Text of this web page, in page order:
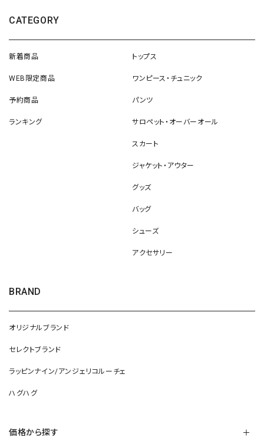
CATEGORY
新着商品
WEB限定商品
予約商品
ランキング
トップス
ワンピース・チュニック
パンツ
サロペット・オーバーオール
スカート
ジャケット・アウター
グッズ
バッグ
シューズ
アクセサリー
BRAND
オリジナルブランド
セレクトブランド
ラッピンナイン/アンジェリコルーチェ
ハグハグ
価格から探す